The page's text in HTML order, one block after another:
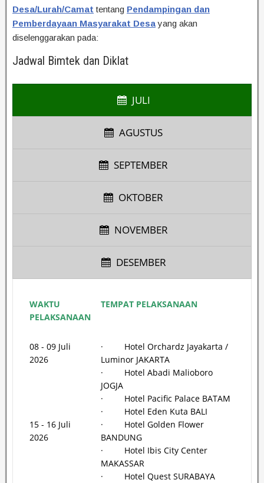
Desa/Lurah/Camat tentang Pendampingan dan
Pemberdayaan Masyarakat Desayang akan
diselenggarakan pada:
Jadwal Bimtek dan Diklat
JULI
AGUSTUS
SEPTEMBER
OKTOBER
NOVEMBER
DESEMBER
WAKTU
PELAKSANAAN
TEMPAT PELAKSANAAN
08 - 09 Juli
2026
15 - 16 Juli
2026
· Hotel Orchardz Jayakarta /
Luminor JAKARTA
· Hotel Abadi Malioboro
JOGJA
· Hotel Pacific Palace BATAM
· Hotel Eden Kuta BALI
· Hotel Golden Flower
BANDUNG
· Hotel Ibis City Center
MAKASSAR
· Hotel Quest SURABAYA